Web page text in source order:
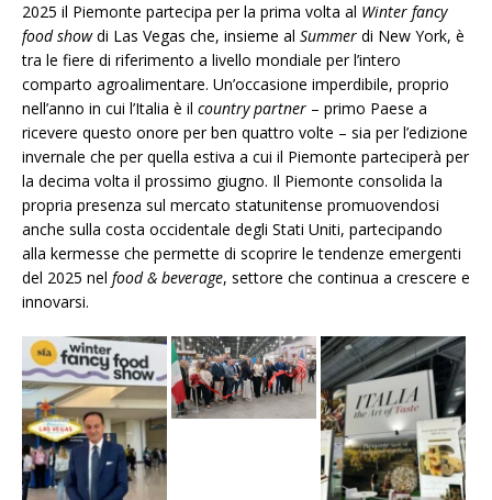
2025 il Piemonte partecipa per la prima volta al Winter fancy
food showdi Las Vegas che, insieme al Summer di New York, è
tra le fiere di riferimento a livello mondiale per l’intero
comparto agroalimentare. Un’occasione imperdibile, proprio
nell’anno in cui l’Italia è il country partner – primo Paese a
ricevere questo onore per ben quattro volte – sia per l’edizione
invernale che per quella estiva a cui il Piemonte parteciperà per
la decima volta il prossimo giugno. Il Piemonte consolida la
propria presenza sul mercato statunitense promuovendosi
anche sulla costa occidentale degli Stati Uniti, partecipando
alla kermesse che permette di scoprire le tendenze emergenti
del 2025 nel food & beverage, settore che continua a crescere e
innovarsi.